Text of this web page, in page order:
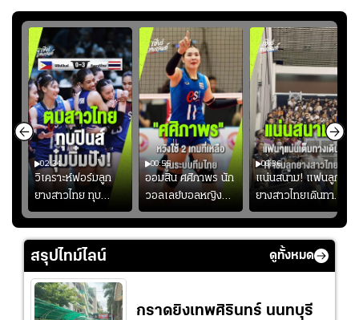
02:34
วิเคราะห์ฟอร์มลูก
ยางสาวไทย ทุบ
ฟิลิปปินส์ 3-0! "บุ๋ม
บิ๋ม" คืนสนามสุดปัง
#วอลเลย์บอลชาย
ทีมชาติไทย
00:55
ออมสิน ศศิภาพร นัก
วอลเลย์บอลหญิงทีม
ชาติไทย หวังใช้ 2
เกมที่เหลือ ปรับจู
00:36
แน่นสนาม! แฟนลูก
ยางสาวไทยเดินทาง
เข้ามาเชียร์สาวไทย
อย่างคึกคัก เพื่อให้
กำลังใจ ก่อนที่สาว
สรุปไทม์ไลน์ ดูทั้งหมด
กราดยิงเทพศิรินทร์ นนทบุรี